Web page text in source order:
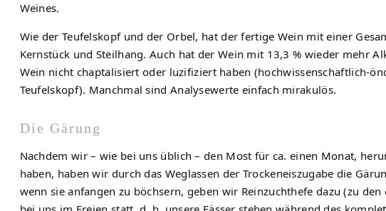
Weines.
Wie der Teufelskopf und der Orbel, hat der fertige Wein mit einer
Kernstück und Steilhang. Auch hat der Wein mit 13,3 % wieder mehr
Wein nicht chaptalisiert oder luzifiziert haben (hochwissenschaftlich-
Teufelskopf). Manchmal sind Analysewerte einfach mirakulös.
Die Gärung
Nachdem wir – wie bei uns üblich – den Most für ca. einen Monat,
haben, haben wir durch das Weglassen der Trockeneiszugabe die
wenn sie anfangen zu böchsern, geben wir Reinzuchthefe dazu (zu